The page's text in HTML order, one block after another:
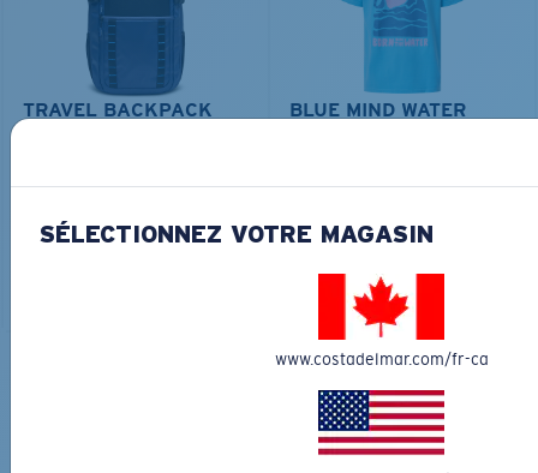
TRAVEL BACKPACK
LES PLUS RECHERCHÉES
BLUE MIND WATER
PANIER
COURONNEZ VOTRE AVENTURE
AVEC LES LUNETTES DE SOLEIL
PARFAITES
SÉLECTIONNEZ VOTRE MAGASIN
www.costadelmar.com/fr-ca